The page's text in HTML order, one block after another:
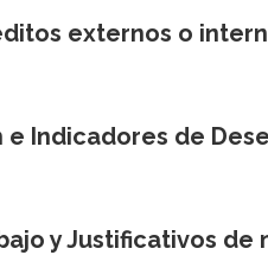
externos o
Indicadores de
y Justificativos de